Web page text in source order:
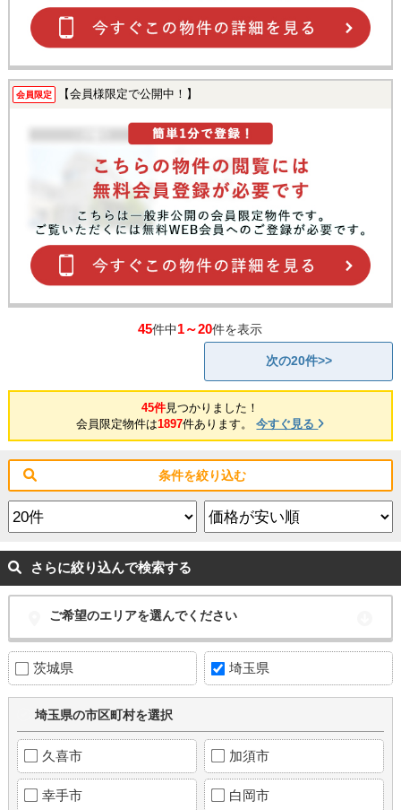
会員限定 【会員様限定で公開中！】
45件中1～20件を表示
次の20件>>
45件見つかりました！
会員限定物件は1897件あります。今すぐ見る
条件を絞り込む
さらに絞り込んで検索する
ご希望のエリアを選んでください
茨城県 埼玉県
埼玉県の市区町村を選択
久喜市 加須市
幸手市 白岡市